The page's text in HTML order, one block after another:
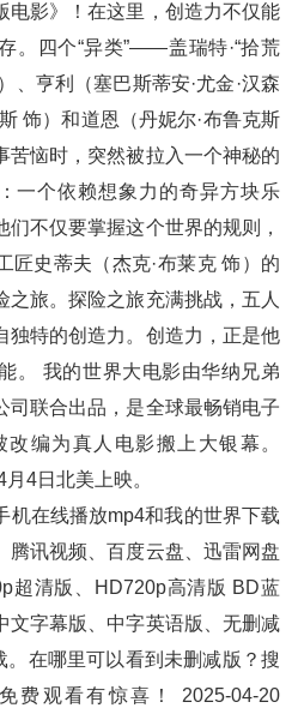
电影》！在这里，创造力不仅能
。四个“异类”——盖瑞特·“拾荒
、亨利（塞巴斯蒂安·尤金·汉森
饰）和道恩（丹妮尔·布鲁克斯
恼时，突然被拉入一个神秘的
一个依赖想象力的奇异方块乐
不仅要掌握这个世界的规则，
史蒂夫（杰克·布莱克 饰）的
旅。探险之旅充满挑战，五人
独特的创造力。创造力，正是他
。 我的世界大电影由华纳兄弟
司联合出品，是全球最畅销电子
编为真人电影搬上大银幕。
4日北美上映。
机在线播放mp4和我的世界下载
腾讯视频、百度云盘、迅雷网盘
超清版、HD720p高清版 BD蓝
文字幕版、中字英语版、无删减
在哪里可以看到未删减版？搜
费观看有惊喜！ 2025-04-20